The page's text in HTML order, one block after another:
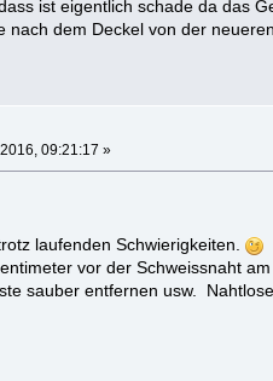
ist eigentlich schade da das
nach dem Deckel von der
09:21:17 »
laufenden Schwierigkeiten.
vor der Schweissnaht
sauber entfernen usw.